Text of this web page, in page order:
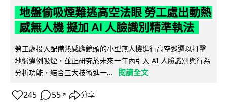
地盤偷吸煙難逃高空法眼 勞工處出動熱
感無人機 擬加 AI 人臉識別精準執法
勞工處投入配備熱感應鏡頭的小型無人機進行高空巡邏以打擊
地盤違例吸煙，並正研究於未來一年內引入 AI 人臉識別與行為
分析功能，結合三大技術進一...
閱讀全文
245 55 ↗ 分享